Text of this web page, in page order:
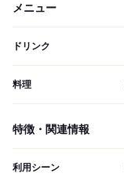
メニュー
ドリンク
料理
特徴・関連情報
利用シーン